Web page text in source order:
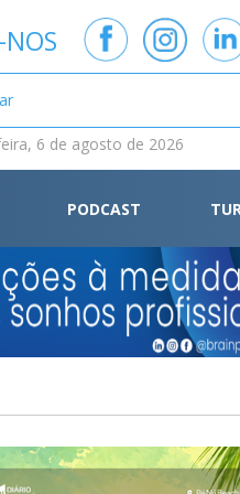
6 de agosto de 2026
PODCAST